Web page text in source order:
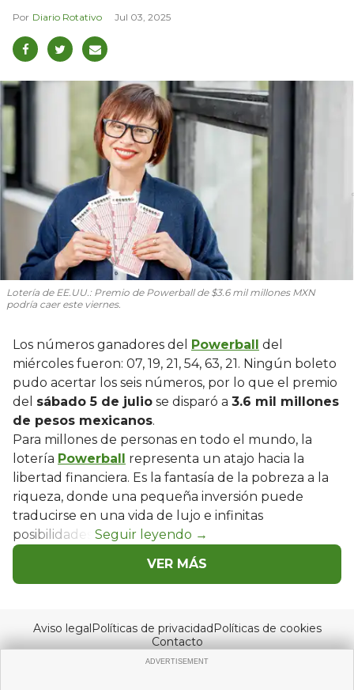
Diario Rotativo Jul 03, 2025
Lotería de EE.UU.: Premio de Powerball de $3.6 mil millones MXN
podría caer este viernes.
Los números ganadores del Powerball del
miércoles fueron: 07, 19, 21, 54, 63, 21. Ningún boleto
pudo acertar los seis números, por lo que el premio
del sábado 5 de julio se disparó a 3.6 mil millones
de pesos mexicanos.
Para millones de personas en todo el mundo, la
lotería Powerball representa un atajo hacia la
libertad financiera. Es la fantasía de la pobreza a la
riqueza, donde una pequeña inversión puede
traducirse en una vida de lujo e infinitas
posibilidades.
VER MÁS
Aviso legalPolíticas de privacidadPolíticas de cookies
Contacto